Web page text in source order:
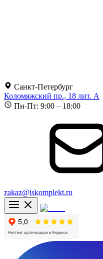
Санкт-Петербург
Коломяжский пр., 18 лит. А
Пн-Пт: 9:00 – 18:00
zakaz@iskomplekt.ru